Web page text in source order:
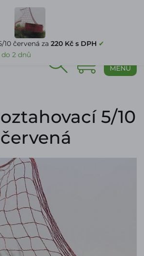
MENU
5/10
červená
červená za 220 Kč s DPH ✔
2 dnů